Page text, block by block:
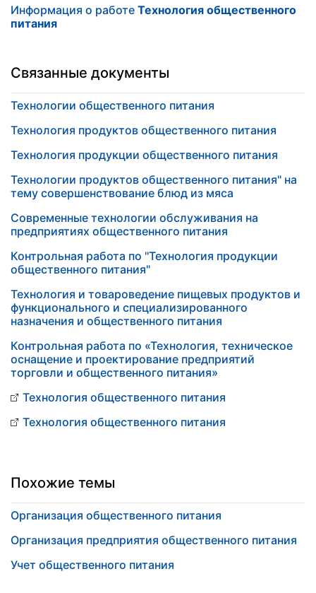
Информация о работе Технология общественного
питания
Связанные документы
Технологии общественного питания
Технология продуктов общественного питания
Технология продукции общественного питания
Технологии продуктов общественного питания" на
тему совершенствование блюд из мяса
Современные технологии обслуживания на
предприятиях общественного питания
Контрольная работа по "Технология продукции
общественного питания"
Технология и товароведение пищевых продуктов и
функционального и специализированного
назначения и общественного питания
Контрольная работа по «Технология, техническое
оснащение и проектирование предприятий
торговли и общественного питания»
Технология общественного питания
Технология общественного питания
Похожие темы
Организация общественного питания
Организация предприятия общественного питания
Учет общественного питания